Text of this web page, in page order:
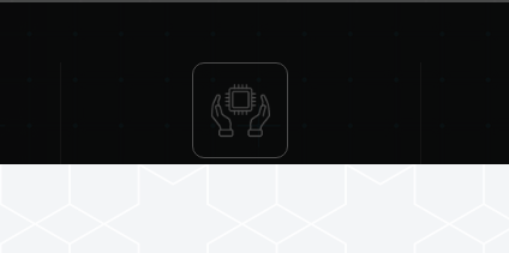
Einstellungen des Systems und
Standardfrequenz (JEDEC-
Dies ist ein typisches Phänomen
XMP 2.0 muss vom Benutzer
können die angegebene Frequenz
Teil des JEDEC-Standards und